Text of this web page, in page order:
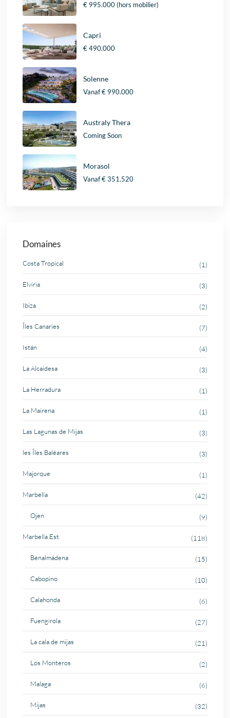
€ 995.000(hors mobilier)
Capri
€ 490.000
Solenne
Vanaf€ 990.000
Australy Thera
Coming Soon
Morasol
Vanaf€ 351.520
Domaines
Costa Tropical (1)
Elviria (3)
Ibiza (2)
Îles Canaries (7)
Istán (4)
La Alcaidesa (3)
La Herradura (1)
La Mairena (1)
Las Lagunas de Mijas (3)
les Îles Baléares (3)
Majorque (1)
Marbella (42)
Ojen (9)
Marbella Est (118)
Benalmádena (15)
Cabopino (10)
Calahonda (6)
Fuengirola (27)
La cala de mijas (21)
Los Monteros (2)
Malaga (6)
Mijas (32)